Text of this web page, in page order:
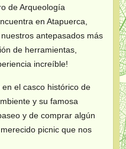
de Arqueología
en Atapuerca,
antepasados más
de herramientas,
increíble!
el casco histórico de
y su famosa
y de comprar algún
picnic que nos